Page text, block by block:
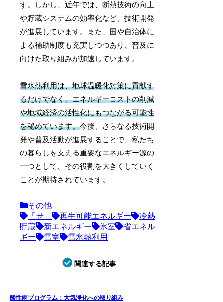
す。しかし、近年では、断熱技術の向上
や貯蔵システムの効率化など、技術開発
が進展しています。また、国や自治体に
よる補助制度も充実しつつあり、普及に
向けた取り組みが加速しています。
雪氷熱利用は、地球温暖化対策に貢献す
るだけでなく、エネルギーコストの削減
や地域経済の活性化にもつながる可能性
を秘めています。今後、さらなる技術開
発や普及活動が進展することで、私たち
の暮らしを支える重要なエネルギー源の
一つとして、その役割を大きくしていく
ことが期待されています。
その他
「せ」
再生可能エネルギー
冷熱
貯蔵
新エネルギー 氷室
省エネル
ギー
雪室 雪氷熱利用
関連する記事
酸性雨プログラム：大気浄化への取り組み